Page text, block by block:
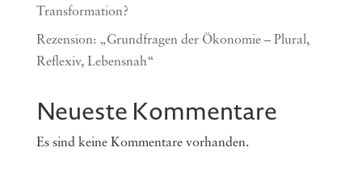
Transformation?
Rezension: „Grundfragen der Ökonomie – Plural,
Reflexiv, Lebensnah“
Neueste Kommentare
Es sind keine Kommentare vorhanden.